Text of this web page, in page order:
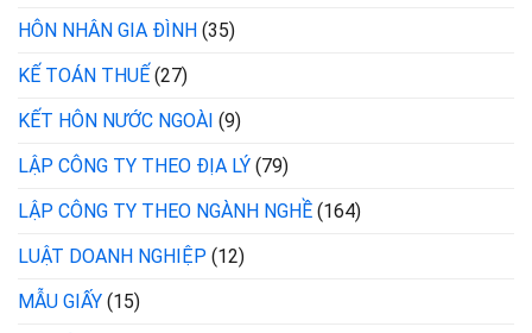
HÔN NHÂN GIA ĐÌNH (35)
KẾ TOÁN THUẾ (27)
KẾT HÔN NƯỚC NGOÀI (9)
LẬP CÔNG TY THEO ĐỊA LÝ (79)
LẬP CÔNG TY THEO NGÀNH NGHỀ (164)
LUẬT DOANH NGHIỆP (12)
MẪU GIẤY (15)